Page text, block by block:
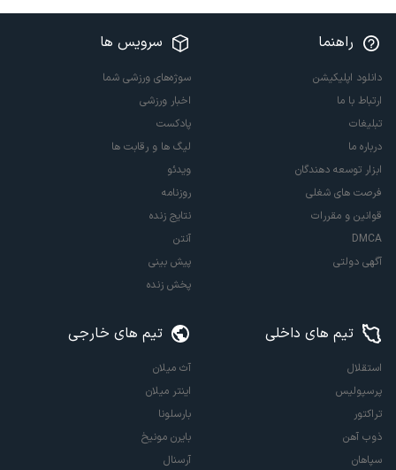
راهنما
دانلود اپلیکیشن
ارتباط با ما
تبلیغات
درباره ما
ابزار توسعه دهندگان
فرصت های شغلی
قوانین و مقررات
DMCA
آگهی دولتی
سرویس ها
سوژه‌های ورزشی شما
اخبار ورزشی
پادکست
لیگ ها و رقابت ها
ویدئو
روزنامه
نتایج زنده
آنتن
پیش بینی
پخش زنده
تیم های داخلی
استقلال
پرسپولیس
تراکتور
ذوب آهن
سپاهان
تیم های خارجی
آث میلان
اینتر میلان
بارسلونا
بایرن مونیخ
آرسنال